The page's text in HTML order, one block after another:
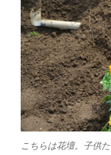
こちらは花壇。子供